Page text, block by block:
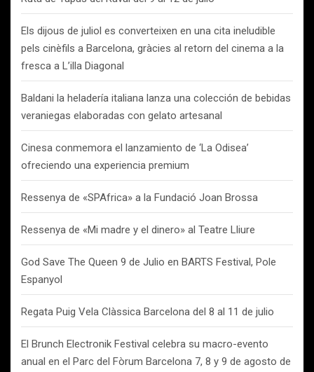
Els dijous de juliol es converteixen en una cita ineludible
pels cinèfils a Barcelona, gràcies al retorn del cinema a la
fresca a L’illa Diagonal
Baldani la heladería italiana lanza una colección de bebidas
veraniegas elaboradas con gelato artesanal
Cinesa conmemora el lanzamiento de ‘La Odisea’
ofreciendo una experiencia premium
Ressenya de «SPAfrica» a la Fundació Joan Brossa
Ressenya de «Mi madre y el dinero» al Teatre Lliure
God Save The Queen 9 de Julio en BARTS Festival, Pole
Espanyol
Regata Puig Vela Clàssica Barcelona del 8 al 11 de julio
El Brunch Electronik Festival celebra su macro-evento
anual en el Parc del Fòrum Barcelona 7, 8 y 9 de agosto de